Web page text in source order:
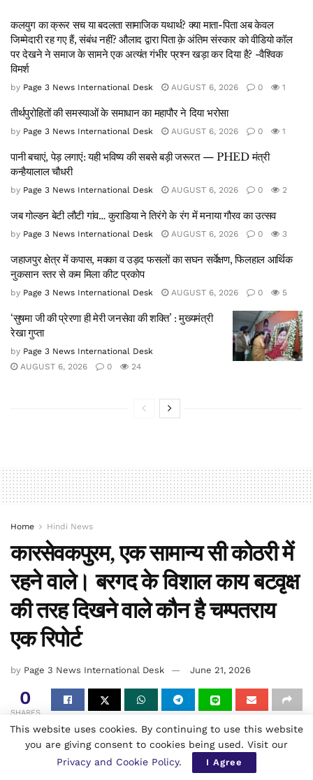
कलयुग का क्रूर सच या बदलता सामाजिक यथार्थ? क्या माता-पिता अब केवल
जिम्मेदारी रह गए हैं, संबंध नहीं? औलाद द्वारा पिता क़े अंतिम संस्कार को वीडियो कॉल
पर देखने ने समाज के सामने एक अत्यंत गंभीर प्रश्न खड़ा कर दिया है? -वैश्विक
विमर्श
by Page 3 News International Desk AUGUST 6, 2026 0 1
तीर्थपुरोहितों की समस्याओं के समाधान का महापौर ने दिया भरोसा
by Page 3 News International Desk AUGUST 6, 2026 0 1
पानी बचाएं, पेड़ लगाएं: यही भविष्य की सबसे बड़ी जरूरत — PHED मंत्री
कन्हैयालाल चौधरी
by Page 3 News International Desk AUGUST 6, 2026 0 2
जब गोल्डन बेटी लौटी गांव… कुराडिया ने तिरंगे के रंग में मनाया गौरव का उत्सव
by Page 3 News International Desk AUGUST 6, 2026 0 3
जहाजपुर क्षेत्र में कपास, मक्का व उड़द फसलों का सघन सर्वेक्षण, फिलहाल आर्थिक
नुकसान स्तर से कम मिला कीट प्रकोप
by Page 3 News International Desk AUGUST 6, 2026 0 5
‘सुषमा जी की प्रेरणा ही मेरी जनसेवा की शक्ति’ : मुख्यमंत्री
रेखा गुप्ता
by Page 3 News International Desk
AUGUST 6, 2026
0 24
Home Hindi News
कारसेवकपुरम, एक सामान्य सी कोठरी में
रहने वाले। बरगद के विशाल काय बटवृक्ष
की तरह दिखने वाले कौन है चम्पतराय
एक रिपोर्ट
by Page 3 News International Desk June 21, 2026
0
SHARES
This website uses cookies. By continuing to use this website
you are giving consent to cookies being used. Visit our
Privacy and Cookie Policy. I Agree